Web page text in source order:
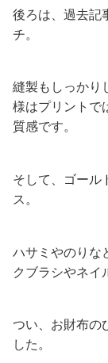
後ろは、過去記
チ。
縫製もしっかり
様はプリントで
質感です。
そして、ゴール
ス。
ハサミやのりな
クブラシやネイ
つい、お財布の
した。